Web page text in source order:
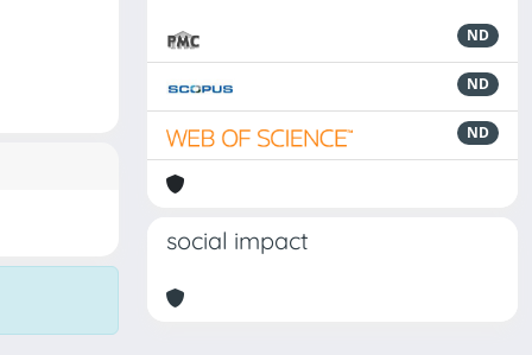
ND
ND
ND
social impact